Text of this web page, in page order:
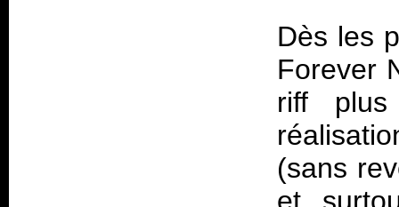
Dès les
Forever
riff
(sans